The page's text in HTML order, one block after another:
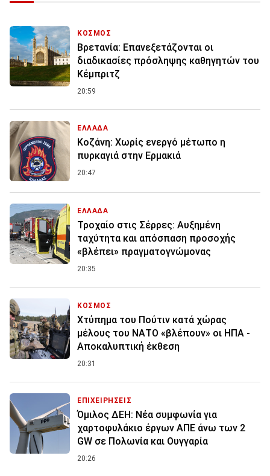
ΚΟΣΜΟΣ
Βρετανία: Επανεξετάζονται οι
διαδικασίες πρόσληψης καθηγητών του
Κέμπριτζ
20:59
ΕΛΛΑΔΑ
Κοζάνη: Χωρίς ενεργό μέτωπο η
πυρκαγιά στην Ερμακιά
20:47
ΕΛΛΑΔΑ
Τροχαίο στις Σέρρες: Αυξημένη
ταχύτητα και απόσπαση προσοχής
«βλέπει» πραγματογνώμονας
20:35
ΚΟΣΜΟΣ
Χτύπημα του Πούτιν κατά χώρας
μέλους του ΝΑΤΟ «βλέπουν» οι ΗΠΑ -
Αποκαλυπτική έκθεση
20:31
ΕΠΙΧΕΙΡΗΣΕΙΣ
Όμιλος ΔΕΗ: Νέα συμφωνία για
χαρτοφυλάκιο έργων ΑΠΕ άνω των 2
GW σε Πολωνία και Ουγγαρία
20:26